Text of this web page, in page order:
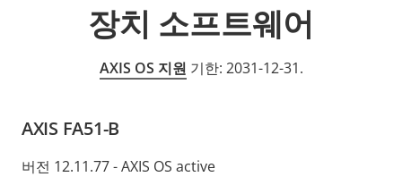
장치 소프트웨어
AXIS OS 지원 기한: 2031-12-31.
AXIS FA51-B
버전 12.11.77 - AXIS OS active